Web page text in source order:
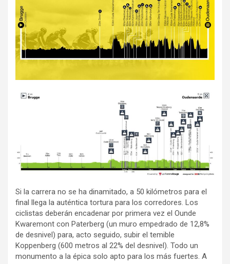
Si la carrera no se ha dinamitado, a 50 kilómetros para el
final llega la auténtica tortura para los corredores. Los
ciclistas deberán encadenar por primera vez el Ounde
Kwaremont con Paterberg (un muro empedrado de 12,8%
de desnivel) para, acto seguido, subir el temible
Koppenberg (600 metros al 22% del desnivel). Todo un
monumento a la épica solo apto para los más fuertes. A